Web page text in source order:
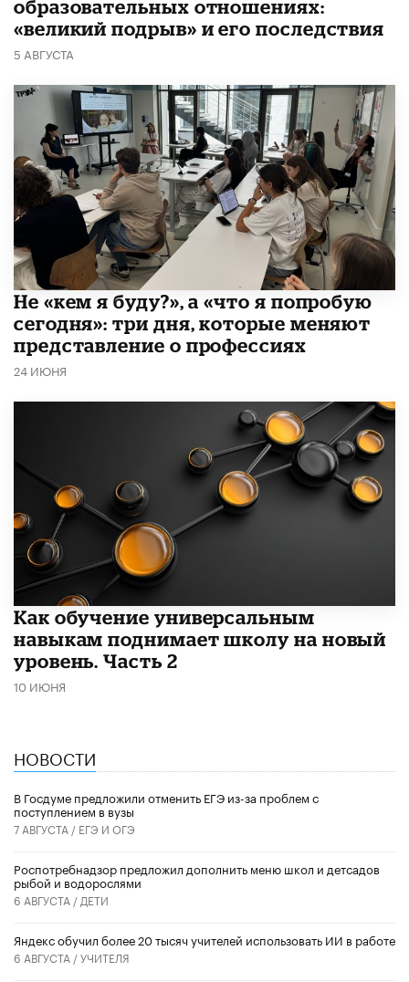
образовательных отношениях:
«великий подрыв» и его последствия
5 АВГУСТА
Не «кем я буду?», а «что я попробую
сегодня»: три дня, которые меняют
представление о профессиях
24 ИЮНЯ
​Как обучение универсальным
навыкам поднимает школу на новый
уровень. Часть 2
10 ИЮНЯ
НОВОСТИ
В Госдуме предложили отменить ЕГЭ из-за проблем с
поступлением в вузы
7 АВГУСТА / ЕГЭ И ОГЭ
Роспотребнадзор предложил дополнить меню школ и детсадов
рыбой и водорослями
6 АВГУСТА / ДЕТИ
​Яндекс обучил более 20 тысяч учителей использовать ИИ в работе
6 АВГУСТА /УЧИТЕЛЯ